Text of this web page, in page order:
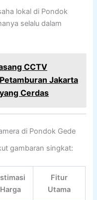
lokal di Pondok
selalu dalam
CCTV
Jakarta
Cerdas
di Pondok Gede
gambaran singkat:
Harga
Fitur
Utama